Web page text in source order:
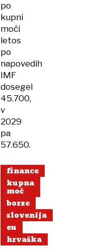
po
kupni
moči
letos
po
napovedih
IMF
dosegel
45.700,
v
2029
pa
57.650.
finance
kupna
moč
borze
slovenija
eu
hrvaška